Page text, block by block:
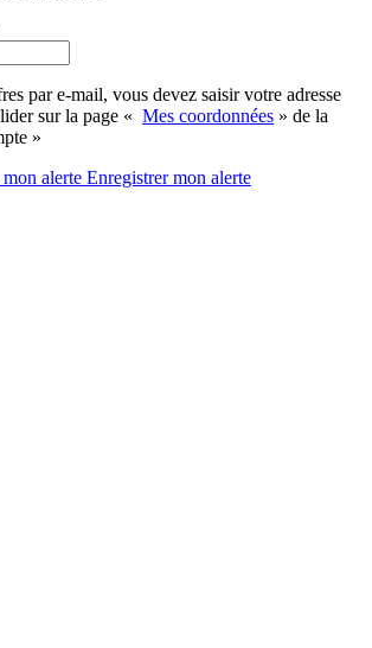
par e-mail, vous devez saisir votre adresse
sur la page « Mes coordonnées » de la
»
alerte Enregistrermon alerte